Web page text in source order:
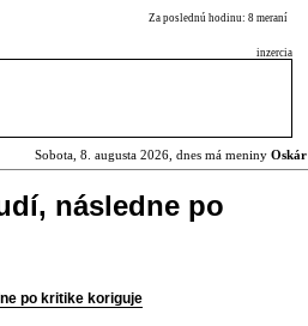
Za poslednú hodinu: 8 meraní
inzercia
Sobota, 8. augusta 2026, dnes má meniny Oskár
následne po
po kritike koriguje